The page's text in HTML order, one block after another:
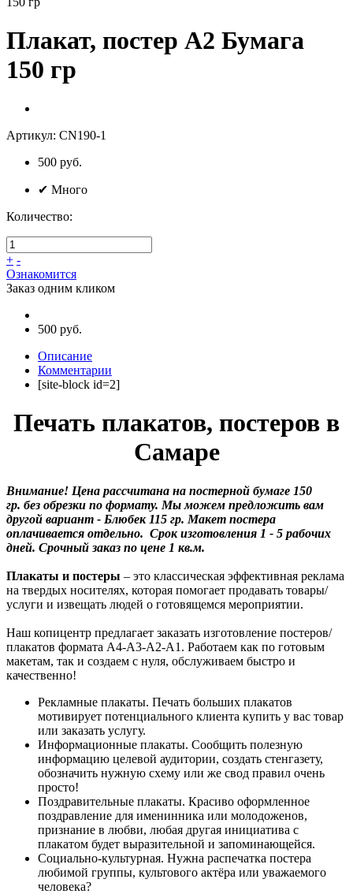
Плакат, постер А2 Бумага
150 гр
Артикул: CN190-1
500 руб.
✔ Много
Количество:
+ -
Ознакомится
Заказ одним кликом
500 руб.
Описание
Комментарии
[site-block id=2]
Печать плакатов, постеров в
Самаре
Внимание! Цена рассчитана на постерной бумаге 150
гр. без обрезки по формату. Мы можем предложить вам
другой вариант - Блюбек 115 гр. Макет постера
оплачивается отдельно. Срок изготовления 1 - 5 рабочих
дней. Срочный заказ по цене 1 кв.м.
Плакаты и постеры – это классическая эффективная реклама
на твердых носителях, которая помогает продавать товары/
услуги и извещать людей о готовящемся мероприятии.
Наш копицентр предлагает заказать изготовление постеров/
плакатов формата А4-А3-А2-А1. Работаем как по готовым
макетам, так и создаем с нуля, обслуживаем быстро и
качественно!
Рекламные плакаты. Печать больших плакатов
мотивирует потенциального клиента купить у вас товар
или заказать услугу.
Информационные плакаты. Сообщить полезную
информацию целевой аудитории, создать стенгазету,
обозначить нужную схему или же свод правил очень
просто!
Поздравительные плакаты. Красиво оформленное
поздравление для именинника или молодоженов,
признание в любви, любая другая инициатива с
плакатом будет выразительной и запоминающейся.
Социально-культурная. Нужна распечатка постера
любимой группы, культового актёра или уважаемого
человека?